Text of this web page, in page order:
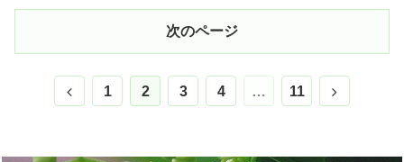
次のページ
前
1 2 3 4 … 11
次